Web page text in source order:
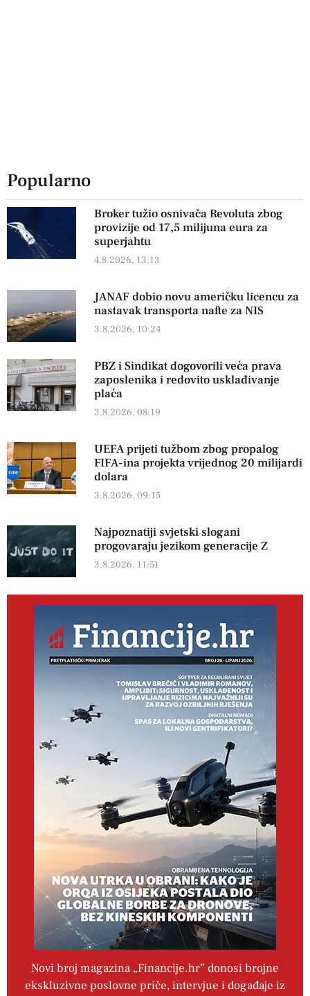
Popularno
Broker tužio osnivača Revoluta zbog
provizije od 17,5 milijuna eura za
superjahtu
4.8.2026, 13:13
JANAF dobio novu američku licencu za
nastavak transporta nafte za NIS
3.8.2026, 10:24
PBZ i Sindikat dogovorili veća prava
zaposlenika i redovito usklađivanje
plaća
3.8.2026, 08:19
UEFA prijeti tužbom zbog propalog
FIFA-ina projekta vrijednog 20 milijardi
dolara
3.8.2026, 09:15
Najpoznatiji svjetski slogani
progovaraju jezikom generacije Z
3.8.2026, 11:51
Novi broj magazina „Financije.hr” donosi brojne
ekskluzivne poslovne priče, intervjue i događaje iz